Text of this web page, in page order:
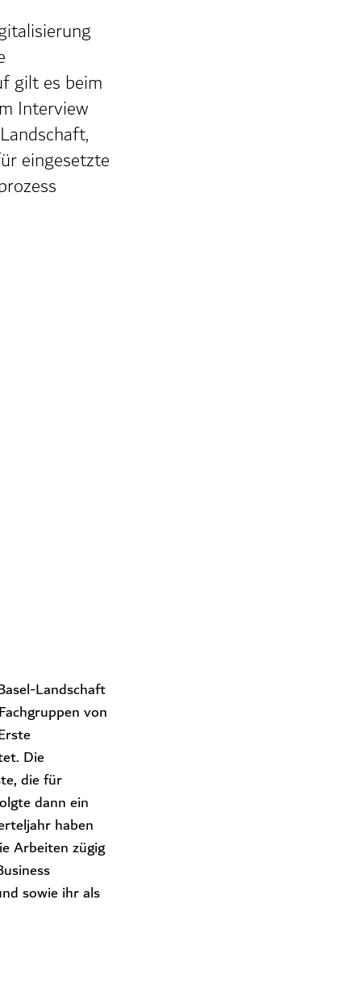
gilt es beim
Interview
eingesetzte
Landschaft
von
Die
die für
dann ein
haben
Arbeiten zügig
sowie ihr als